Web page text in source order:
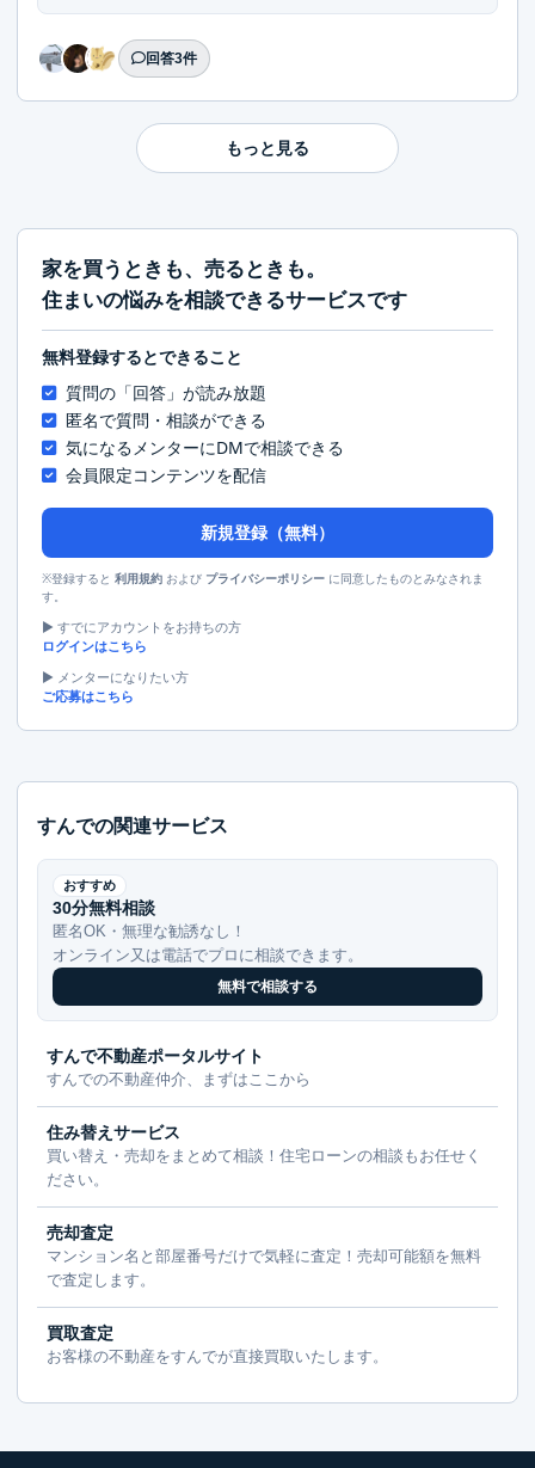
すんでの関連サービス
おすすめ
30分無料相談
匿名OK・無理な勧誘なし！
オンライン又は電話でプロに相談できます。
無料で相談する
すんで不動産ポータルサイト
すんでの不動産仲介、まずはここから
住み替えサービス
買い替え・売却をまとめて相談！住宅ローンの相談もお任せく
ださい。
売却査定
マンション名と部屋番号だけで気軽に査定！売却可能額を無料
で査定します。
買取査定
お客様の不動産をすんでが直接買取いたします。
回答3件
もっと見る
家を買うときも、売るときも。
住まいの悩みを相談できるサービスです
無料登録するとできること
質問の「回答」が読み放題
匿名で質問・相談ができる
気になるメンターにDMで相談できる
会員限定コンテンツを配信
新規登録（無料）
※登録すると 利用規約 および プライバシーポリシー に同意したものとみなされま
す。
▶︎ すでにアカウントをお持ちの方
ログインはこちら
▶︎ メンターになりたい方
ご応募はこちら